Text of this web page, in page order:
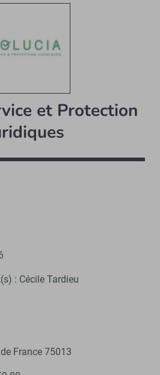
et Protection
: Cécile Tardieu
France 75013